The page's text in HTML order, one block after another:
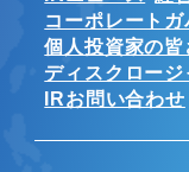
コーポレートガ
個人投資家の皆
ディスクロー
IRお問い合わせ